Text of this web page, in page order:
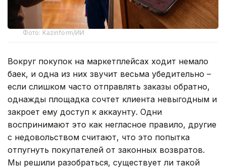
Фото: Kazinform/ИИ
Вокруг покупок на маркетплейсах ходит немало
баек, и одна из них звучит весьма убедительно –
если слишком часто отправлять заказы обратно,
однажды площадка сочтет клиента невыгодным и
закроет ему доступ к аккаунту. Одни
воспринимают это как негласное правило, другие
с недовольством считают, что это попытка
отпугнуть покупателей от законных возвратов.
Мы решили разобраться, существует ли такой